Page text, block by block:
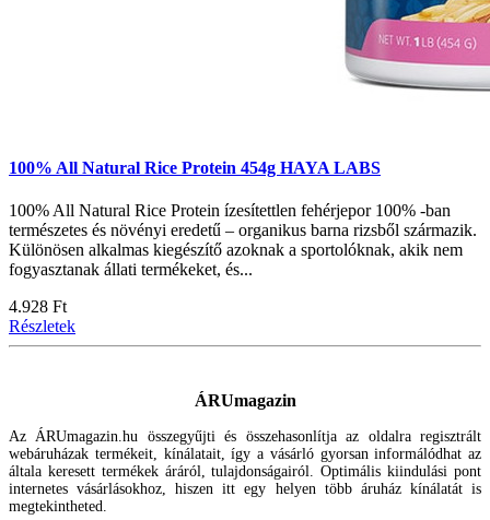
100% All Natural Rice Protein 454g HAYA LABS
100% All Natural Rice Protein ízesítettlen fehérjepor 100% -ban
természetes és növényi eredetű – organikus barna rizsből származik.
Különösen alkalmas kiegészítő azoknak a sportolóknak, akik nem
fogyasztanak állati termékeket, és...
4.928 Ft
Részletek
ÁRUmagazin
Az ÁRUmagazin.hu összegyűjti és összehasonlítja az oldalra regisztrált
webáruházak termékeit, kínálatait, így a vásárló gyorsan informálódhat az
általa keresett termékek áráról, tulajdonságairól. Optimális kiindulási pont
internetes vásárlásokhoz, hiszen itt egy helyen több áruház kínálatát is
megtekintheted.